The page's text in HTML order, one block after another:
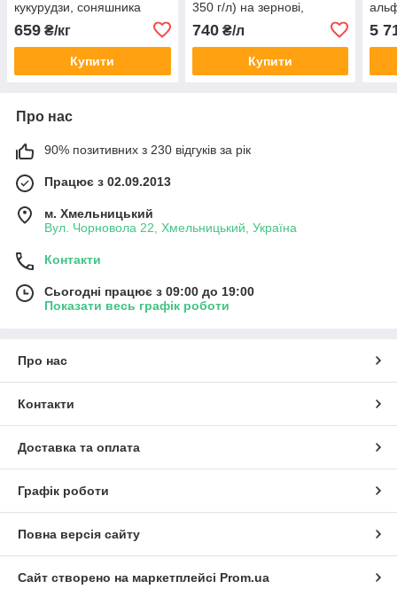
кукурудзи, соняшника
659 ₴/кг
Купити
350 г/л) на зернові,
ріпак, кукурудзу
740₴/л
Купити
5
Про нас
90% позитивних з 230 відгуків за рік
Працює з 02.09.2013
м. Хмельницький
Вул. Чорновола 22, Хмельницький, Україна
Контакти
Сьогодні працює з 09:00 до 19:00
Показати весь графік роботи
Про нас
Контакти
Доставка та оплата
Графік роботи
Повна версія сайту
Сайт створено на маркетплейсі Prom.ua